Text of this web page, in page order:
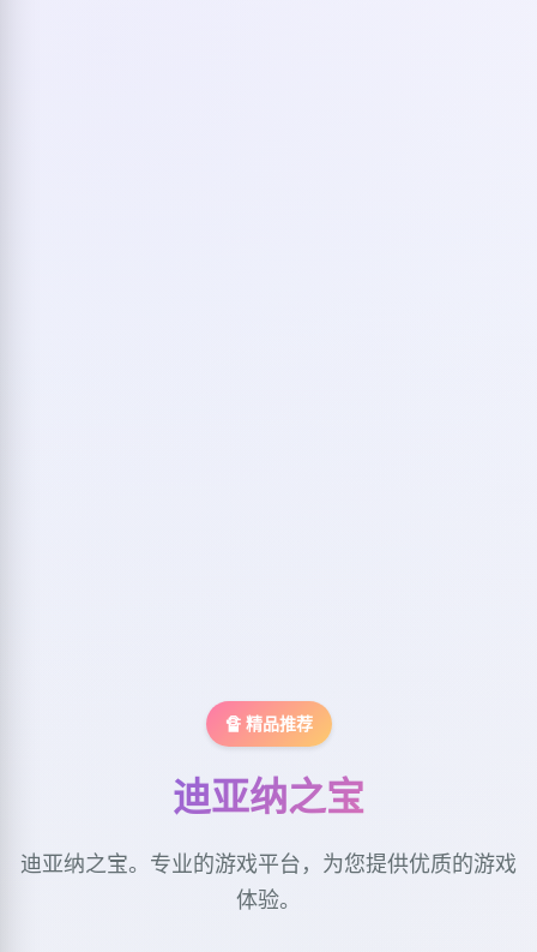
🔏 精品推荐
迪亚纳之宝
迪亚纳之宝。专业的游戏平台，为您提供优质的游戏
体验。